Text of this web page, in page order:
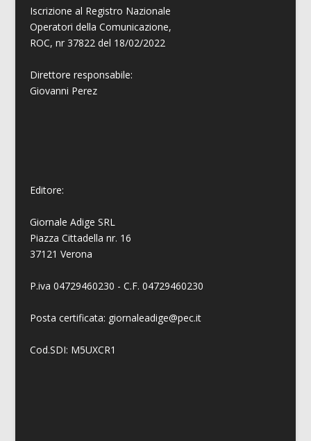
Iscrizione al Registro Nazionale
Operatori della Comunicazione,
ROC, nr 37822 del 18/02/2022
Direttore responsabile:
Giovanni Perez
Editore:
Giornale Adige SRL
Piazza Cittadella nr. 16
37121 Verona
P.iva 04729460230 - C.F. 04729460230
Posta certificata: giornaleadige@pec.it
Cod.SDI: M5UXCR1